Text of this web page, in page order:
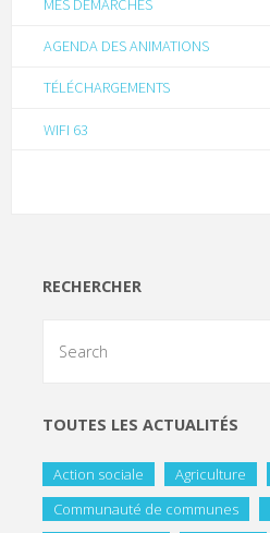
MES DÉMARCHES
AGENDA DES ANIMATIONS
TÉLÉCHARGEMENTS
WIFI 63
RECHERCHER
TOUTES LES ACTUALITÉS
Action sociale Agriculture
Communauté de communes